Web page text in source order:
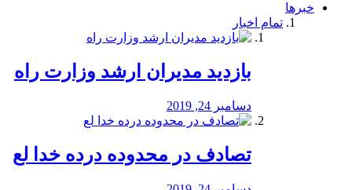
خبرها
تمام اخبار
بازدید مدیران ارشد وزارت راه
دسامبر 24, 2019
تصادف در محدوده درده خدا لع